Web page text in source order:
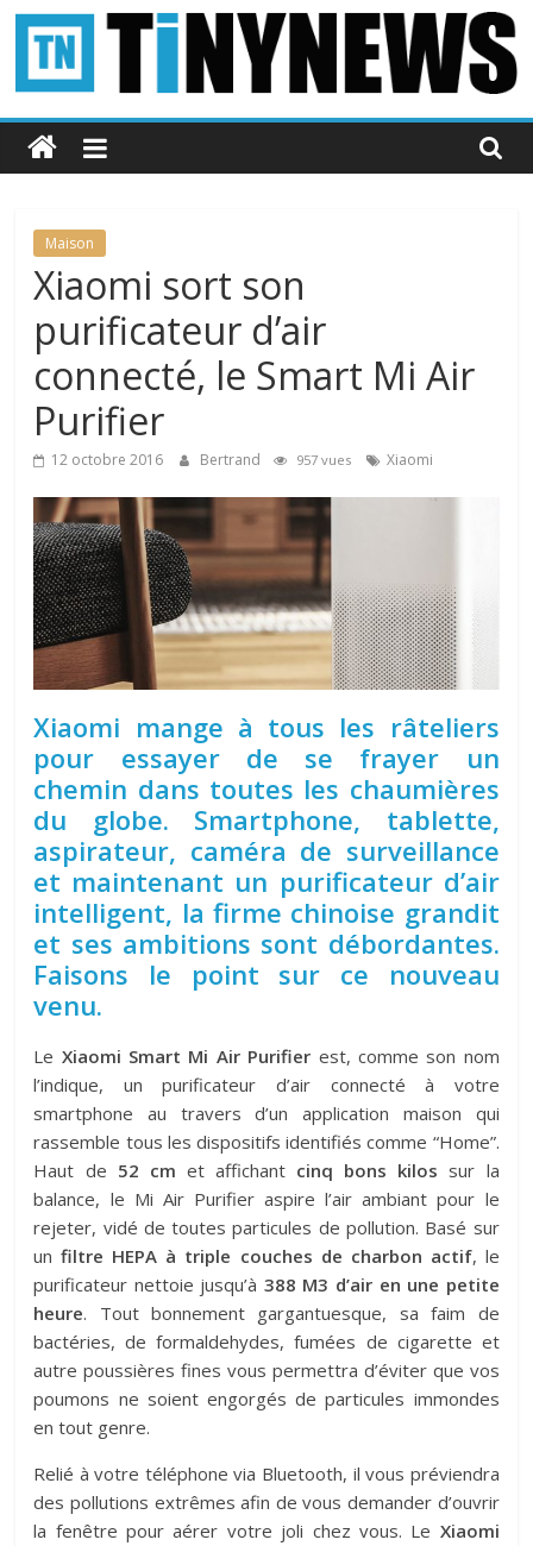
Passer
contenu
Tinynews
Le
belge
connecté
Maison
Xiaomi sort son
purificateur d’air
connecté, le Smart Mi Air
Purifier
12 octobre 2016 Bertrand 957 vues Xiaomi
Xiaomi mange à tous les râteliers
pour essayer de se frayer un
chemin dans toutes les chaumières
du globe. Smartphone, tablette,
aspirateur, caméra de surveillance
et maintenant un purificateur d’air
intelligent, la firme chinoise grandit
et ses ambitions sont débordantes.
Faisons le point sur ce nouveau
venu.
Le Xiaomi Smart Mi Air Purifier est, comme son nom
l’indique, un purificateur d’air connecté à votre
smartphone au travers d’un application maison qui
rassemble tous les dispositifs identifiés comme “Home”.
Haut de 52 cm et affichant cinq bons kilos sur la
balance, le Mi Air Purifier aspire l’air ambiant pour le
rejeter, vidé de toutes particules de pollution. Basé sur
unfiltre HEPA à triple couches de charbon actif, le
purificateur nettoie jusqu’à 388 M3 d’air en une petite
heure. Tout bonnement gargantuesque, sa faim de
bactéries, de formaldehydes, fumées de cigarette et
autre poussières fines vous permettra d’éviter que vos
poumons ne soient engorgés de particules immondes
en tout genre.
Relié à votre téléphone via Bluetooth, il vous préviendra
des pollutions extrêmes afin de vous demander d’ouvrir
la fenêtre pour aérer votre joli chez vous. Le Xiaomi